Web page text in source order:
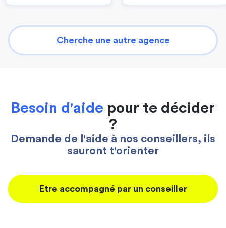
Cherche une autre agence
Besoin d'aide pour te décider
?
Demande de l'aide à nos conseillers, ils
sauront t'orienter
Etre accompagné par un conseiller